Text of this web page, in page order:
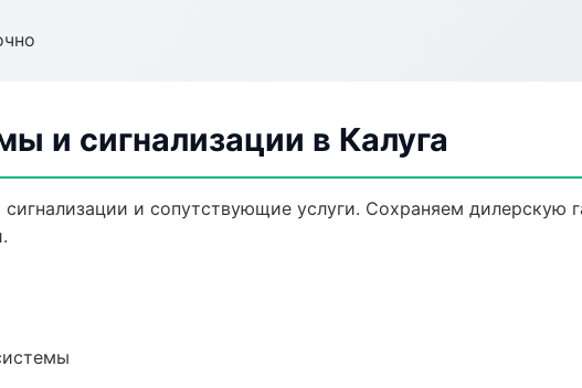
и сигнализации в Калуга
и сопутствующие услуги. Сохраняем дилерскую